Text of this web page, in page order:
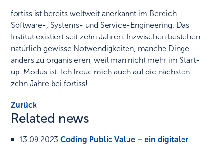
fortiss ist bereits weltweit anerkannt im Bereich
Software-, Systems- und Service-Engineering. Das
Institut existiert seit zehn Jahren. Inzwischen bestehen
natürlich gewisse Notwendigkeiten, manche Dinge
anders zu organisieren, weil man nicht mehr im Start-
up-Modus ist. Ich freue mich auch auf die nächsten
zehn Jahre bei fortiss!
Zurück
Related news
13.09.2023 Coding Public Value – ein digitaler